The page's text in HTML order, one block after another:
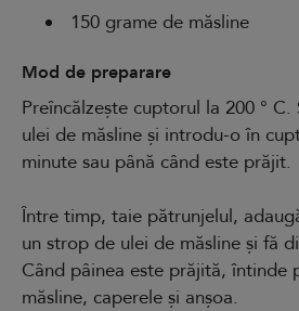
150 grame de măsline
Mod de preparare
Preîncălzește cuptorul la 200 °
ulei de măsline și introdu-o în
minute sau până când este prăjit.
Între timp, taie pătrunjelul,
un strop de ulei de măsline și fă
Când pâinea este prăjită, întinde
măsline, caperele și anșoa.